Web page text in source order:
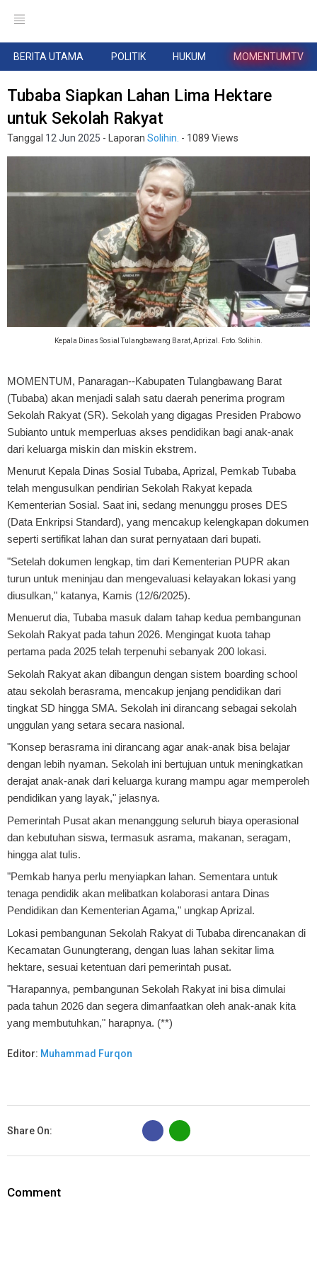
BERITA UTAMA POLITIK HUKUM MOMENTUMTV
Tubaba Siapkan Lahan Lima Hektare
untuk Sekolah Rakyat
Tanggal 12 Jun 2025 - Laporan Solihin. - 1089 Views
Kepala Dinas Sosial Tulangbawang Barat, Aprizal. Foto. Solihin.
MOMENTUM, Panaragan--Kabupaten Tulangbawang Barat
(Tubaba) akan menjadi salah satu daerah penerima program
Sekolah Rakyat (SR). Sekolah yang digagas Presiden Prabowo
Subianto untuk memperluas akses pendidikan bagi anak-anak
dari keluarga miskin dan miskin ekstrem.
Menurut Kepala Dinas Sosial Tubaba, Aprizal, Pemkab Tubaba
telah mengusulkan pendirian Sekolah Rakyat kepada
Kementerian Sosial. Saat ini, sedang menunggu proses DES
(Data Enkripsi Standard), yang mencakup kelengkapan dokumen
seperti sertifikat lahan dan surat pernyataan dari bupati.
"Setelah dokumen lengkap, tim dari Kementerian PUPR akan
turun untuk meninjau dan mengevaluasi kelayakan lokasi yang
diusulkan," katanya, Kamis (12/6/2025).
Menuerut dia, Tubaba masuk dalam tahap kedua pembangunan
Sekolah Rakyat pada tahun 2026. Mengingat kuota tahap
pertama pada 2025 telah terpenuhi sebanyak 200 lokasi.
Sekolah Rakyat akan dibangun dengan sistem boarding school
atau sekolah berasrama, mencakup jenjang pendidikan dari
tingkat SD hingga SMA. Sekolah ini dirancang sebagai sekolah
unggulan yang setara secara nasional.
"Konsep berasrama ini dirancang agar anak-anak bisa belajar
dengan lebih nyaman. Sekolah ini bertujuan untuk meningkatkan
derajat anak-anak dari keluarga kurang mampu agar memperoleh
pendidikan yang layak," jelasnya.
Pemerintah Pusat akan menanggung seluruh biaya operasional
dan kebutuhan siswa, termasuk asrama, makanan, seragam,
hingga alat tulis.
"Pemkab hanya perlu menyiapkan lahan. Sementara untuk
tenaga pendidik akan melibatkan kolaborasi antara Dinas
Pendidikan dan Kementerian Agama," ungkap Aprizal.
Lokasi pembangunan Sekolah Rakyat di Tubaba direncanakan di
Kecamatan Gunungterang, dengan luas lahan sekitar lima
hektare, sesuai ketentuan dari pemerintah pusat.
"Harapannya, pembangunan Sekolah Rakyat ini bisa dimulai
pada tahun 2026 dan segera dimanfaatkan oleh anak-anak kita
yang membutuhkan," harapnya. (**)
Editor: Muhammad Furqon
Share On:
B
Comment